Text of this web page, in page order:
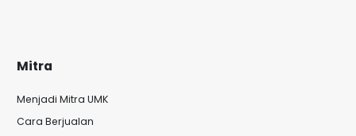
Mitra
Menjadi Mitra UMK
Cara Berjualan